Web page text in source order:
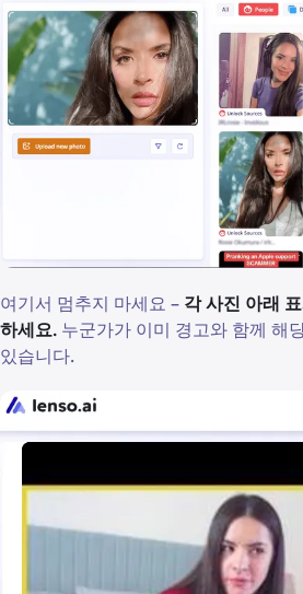
여기서 멈추지 마세요 – 각 사진 아래
하세요. 누군가가 이미 경고와 함께 해
있습니다.